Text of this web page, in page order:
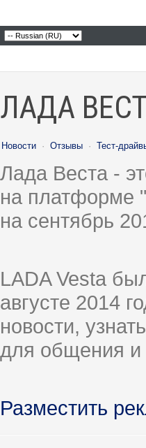
ЛАДА
Новости · Отзывы · Тест-
Лада Веста -
на платформе
на сентябрь
LADA Vesta
августе 2014
новости,
для общения и
Разместить